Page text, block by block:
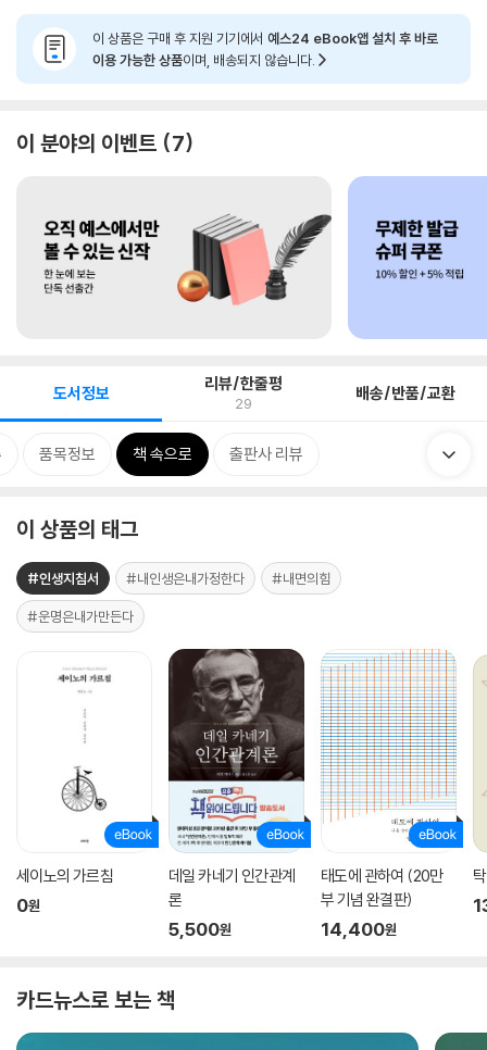
이 상품은 구매 후 지원 기기에서 예스24 eBook앱 설치 후 바로
이용 가능한 상품이며, 배송되지 않습니다.
이 분야의 이벤트 7
도서정보 리뷰/한줄평
29 배송/반품/교환
품목정보 책 속으로 출판사 리뷰
이 상품의 태그
#인생지침서 #내인생은내가정한다 #내면의힘
#운명은내가만든다
세이노의 가르침
0원
데일 카네기 인간관계
론
5,500원
태도에 관하여 (20만
부 기념 완결판)
14,400원
카드뉴스로 보는 책